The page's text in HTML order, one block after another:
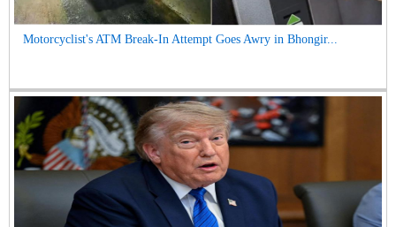
Motorcyclist's ATM Break-In Attempt Goes Awry in Bhongir...